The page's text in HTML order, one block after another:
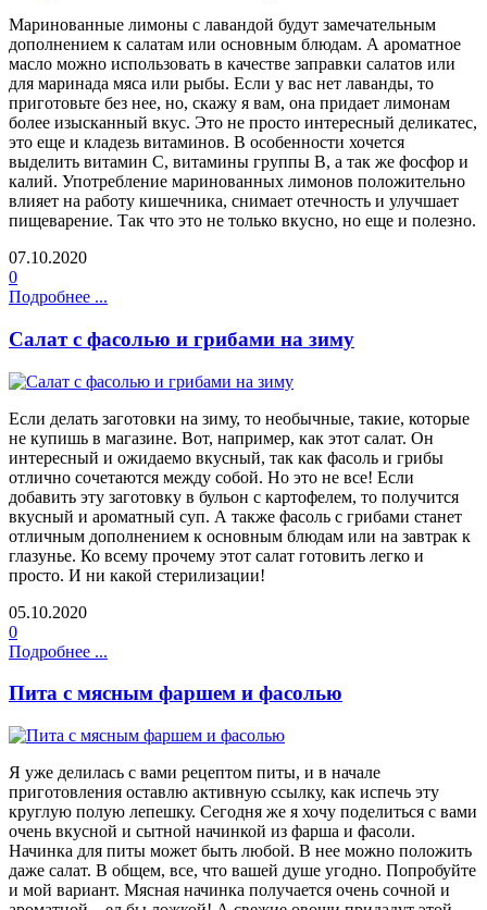
Маринованные лимоны с лавандой будут замечательным
дополнением к салатам или основным блюдам. А ароматное
масло можно использовать в качестве заправки салатов или
для маринада мяса или рыбы. Если у вас нет лаванды, то
приготовьте без нее, но, скажу я вам, она придает лимонам
более изысканный вкус. Это не просто интересный деликатес,
это еще и кладезь витаминов. В особенности хочется
выделить витамин С, витамины группы В, а так же фосфор и
калий. Употребление маринованных лимонов положительно
влияет на работу кишечника, снимает отечность и улучшает
пищеварение. Так что это не только вкусно, но еще и полезно.
07.10.2020
0
Подробнее ...
Салат с фасолью и грибами на зиму
Если делать заготовки на зиму, то необычные, такие, которые
не купишь в магазине. Вот, например, как этот салат. Он
интересный и ожидаемо вкусный, так как фасоль и грибы
отлично сочетаются между собой. Но это не все! Если
добавить эту заготовку в бульон с картофелем, то получится
вкусный и ароматный суп. А также фасоль с грибами станет
отличным дополнением к основным блюдам или на завтрак к
глазунье. Ко всему прочему этот салат готовить легко и
просто. И ни какой стерилизации!
05.10.2020
0
Подробнее ...
Пита с мясным фаршем и фасолью
Я уже делилась с вами рецептом питы, и в начале
приготовления оставлю активную ссылку, как испечь эту
круглую полую лепешку. Сегодня же я хочу поделиться с вами
очень вкусной и сытной начинкой из фарша и фасоли.
Начинка для питы может быть любой. В нее можно положить
даже салат. В общем, все, что вашей душе угодно. Попробуйте
и мой вариант. Мясная начинка получается очень сочной и